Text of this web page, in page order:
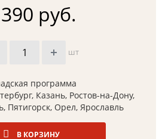
руб.
шт
программа
Казань, Ростов-на-Дону,
Пятигорск, Орел, Ярославль
В КОРЗИНУ